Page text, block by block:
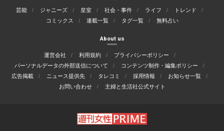
芸能 ジャニーズ 皇室 社会・事件 ライフ
トレンド
コミックス
連載一覧 タグ一覧 無料占い
About us
運営会社 利用規約
プライバシーポリシー
パーソナルデータの外部送信について
コンテンツ制作・編集ポリシー
広告掲載
ニュース提供先 タレコミ 採用情報
お知らせ一覧
お問い合わせ
主婦と生活社公式サイト